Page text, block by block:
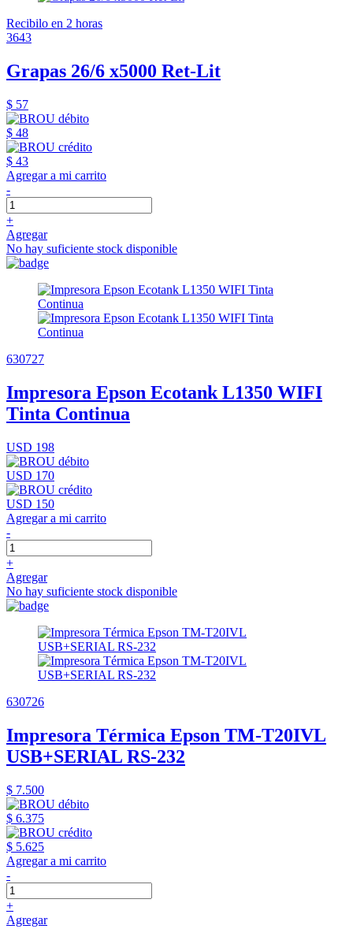
Recibilo en 2 horas
3643
Grapas 26/6 x5000 Ret-Lit
$ 57
$ 48
$ 43
Agregar a mi carrito
-
+
Agregar
No hay suficiente stock disponible
630727
Impresora Epson Ecotank L1350 WIFI
Tinta Continua
USD 198
USD 170
USD 150
Agregar a mi carrito
-
+
Agregar
No hay suficiente stock disponible
630726
Impresora Térmica Epson TM-T20IVL
USB+SERIAL RS-232
$ 7.500
$ 6.375
$ 5.625
Agregar a mi carrito
-
+
Agregar